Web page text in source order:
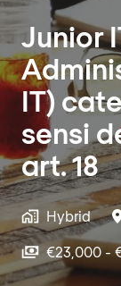
Junior
IT)
sensi
art. 18
Hybrid
€23,000 -